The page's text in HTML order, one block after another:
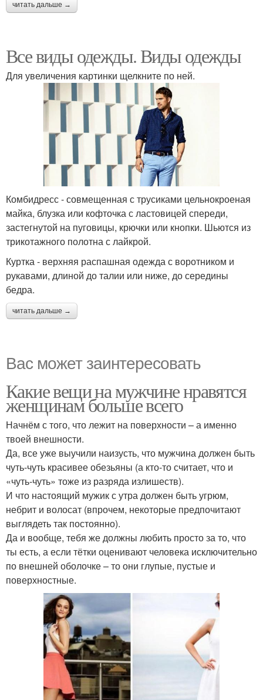
читать дальше →
Все виды одежды. Виды одежды
Для увеличения картинки щелкните по ней.
Комбидресс - совмещенная с трусиками цельнокроеная
майка, блузка или кофточка с ластовицей спереди,
застегнутой на пуговицы, крючки или кнопки. Шьются из
трикотажного полотна с лайкрой.
Куртка - верхняя распашная одежда с воротником и
рукавами, длиной до талии или ниже, до середины
бедра.
читать дальше →
Вас может заинтересовать
Какие вещи на мужчине нравятся
женщинам больше всего
Начнём с того, что лежит на поверхности – а именно
твоей внешности.
Да, все уже выучили наизусть, что мужчина должен быть
чуть-чуть красивее обезьяны (а кто-то считает, что и
«чуть-чуть» тоже из разряда излишеств).
И что настоящий мужик с утра должен быть угрюм,
небрит и волосат (впрочем, некоторые предпочитают
выглядеть так постоянно).
Да и вообще, тебя же должны любить просто за то, что
ты есть, а если тётки оценивают человека исключительно
по внешней оболочке – то они глупые, пустые и
поверхностные.